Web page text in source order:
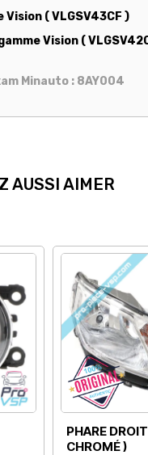
( VLGSV43CF )
Vision (
Minauto : 8AY004
AUSSI AIMER
PHARE
CHROMÉ )